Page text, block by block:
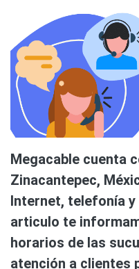
Megacable cuenta
Zinacantepec,
Internet, telefonía
articulo te
horarios de las
atención a clientes